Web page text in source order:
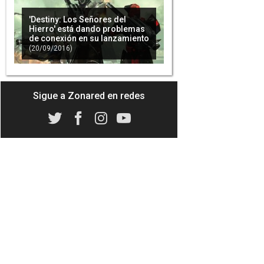
'Destiny: Los Señores del
Hierro' está dando problemas
de conexión en su lanzamiento
(20/09/2016)
Sigue a Zonared en redes